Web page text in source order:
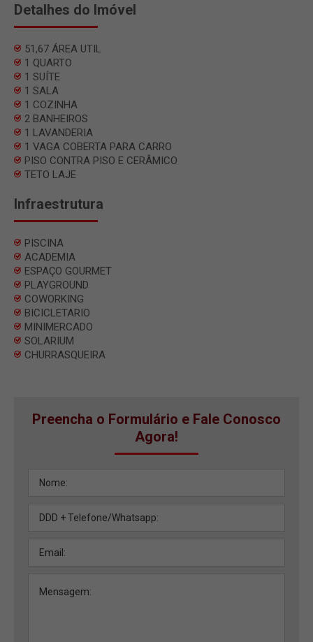
Detalhes do Imóvel
51,67 ÁREA UTIL
1 QUARTO
1 SUÍTE
1 SALA
1 COZINHA
2 BANHEIROS
1 LAVANDERIA
1 VAGA COBERTA PARA CARRO
PISO CONTRA PISO E CERÂMICO
TETO LAJE
Infraestrutura
PISCINA
ACADEMIA
ESPAÇO GOURMET
PLAYGROUND
COWORKING
BICICLETARIO
MINIMERCADO
SOLARIUM
CHURRASQUEIRA
Preencha o Formulário e Fale Conosco
Agora!